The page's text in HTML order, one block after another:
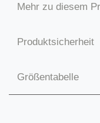
Mehr zu diesem
Produktsicherheit
Größentabelle